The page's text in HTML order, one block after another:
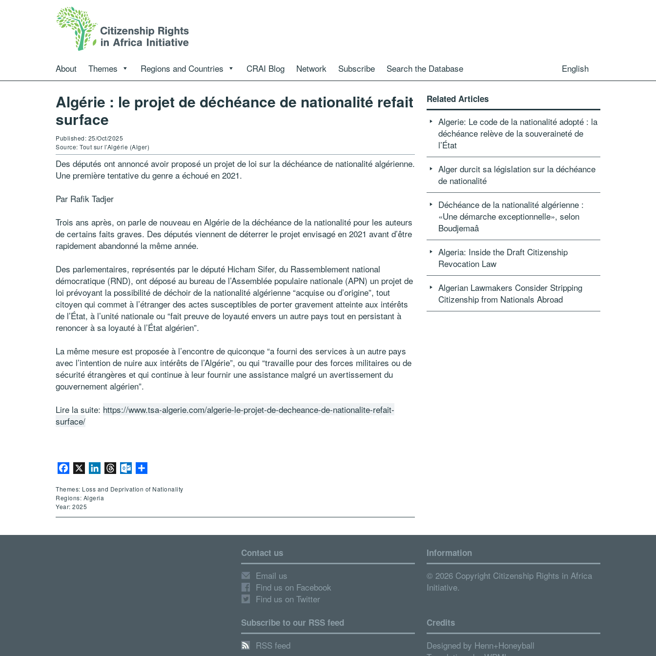
About Themes Regions and Countries CRAI Blog Network Subscribe Search the Database English
Algérie : le projet de déchéance de nationalité refait
surface
Published: 25/Oct/2025
Source: Tout sur l’Algérie (Alger)
Des députés ont annoncé avoir proposé un projet de loi sur la déchéance de nationalité algérienne.
Une première tentative du genre a échoué en 2021.
Par Rafik Tadjer
Trois ans après, on parle de nouveau en Algérie de la déchéance de la nationalité pour les auteurs
de certains faits graves. Des députés viennent de déterrer le projet envisagé en 2021 avant d’être
rapidement abandonné la même année.
Des parlementaires, représentés par le député Hicham Sifer, du Rassemblement national
démocratique (RND), ont déposé au bureau de l’Assemblée populaire nationale (APN) un projet de
loi prévoyant la possibilité de déchoir de la nationalité algérienne “acquise ou d’origine”, tout
citoyen qui commet à l’étranger des actes susceptibles de porter gravement atteinte aux intérêts
de l’État, à l’unité nationale ou “fait preuve de loyauté envers un autre pays tout en persistant à
renoncer à sa loyauté à l’État algérien”.
La même mesure est proposée à l’encontre de quiconque “a fourni des services à un autre pays
avec l’intention de nuire aux intérêts de l’Algérie”, ou qui “travaille pour des forces militaires ou de
sécurité étrangères et qui continue à leur fournir une assistance malgré un avertissement du
gouvernement algérien”.
Lire la suite: https://www.tsa-algerie.com/algerie-le-projet-de-decheance-de-nationalite-refait-
surface/
Facebook LinkedInThreadsOutlook.com
Themes: Loss and Deprivation of Nationality
Regions: Algeria
Year: 2025
Related Articles
Algerie: Le code de la nationalité adopté : la
déchéance relève de la souveraineté de
l’État
Alger durcit sa législation sur la déchéance
de nationalité
Déchéance de la nationalité algérienne :
«Une démarche exceptionnelle», selon
Boudjemaâ
Algeria: Inside the Draft Citizenship
Revocation Law
Algerian Lawmakers Consider Stripping
Citizenship from Nationals Abroad
Contact us
Email us
Find us on Facebook
Find us on Twitter
Subscribe to our RSS feed
RSS feed
Information
© 2026 Copyright Citizenship Rights in Africa
Initiative.
Credits
Designed by Henn+Honeyball